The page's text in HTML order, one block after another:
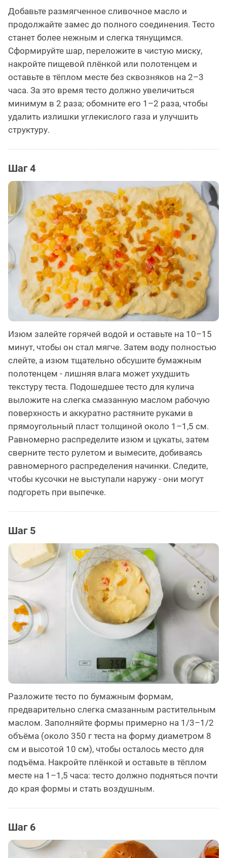
Добавьте размягченное сливочное масло и
продолжайте замес до полного соединения. Тесто
станет более нежным и слегка тянущимся.
Сформируйте шар, переложите в чистую миску,
накройте пищевой плёнкой или полотенцем и
оставьте в тёплом месте без сквозняков на 2–3
часа. За это время тесто должно увеличиться
минимум в 2 раза; обомните его 1–2 раза, чтобы
удалить излишки углекислого газа и улучшить
структуру.
Шаг 4
Изюм залейте горячей водой и оставьте на 10–15
минут, чтобы он стал мягче. Затем воду полностью
слейте, а изюм тщательно обсушите бумажным
полотенцем - лишняя влага может ухудшить
текстуру теста. Подошедшее тесто для кулича
выложите на слегка смазанную маслом рабочую
поверхность и аккуратно растяните руками в
прямоугольный пласт толщиной около 1–1,5 см.
Равномерно распределите изюм и цукаты, затем
сверните тесто рулетом и вымесите, добиваясь
равномерного распределения начинки. Следите,
чтобы кусочки не выступали наружу - они могут
подгореть при выпечке.
Шаг 5
Разложите тесто по бумажным формам,
предварительно слегка смазанным растительным
маслом. Заполняйте формы примерно на 1/3–1/2
объёма (около 350 г теста на форму диаметром 8
см и высотой 10 см), чтобы осталось место для
подъёма. Накройте плёнкой и оставьте в тёплом
месте на 1–1,5 часа: тесто должно подняться почти
до края формы и стать воздушным.
Шаг 6